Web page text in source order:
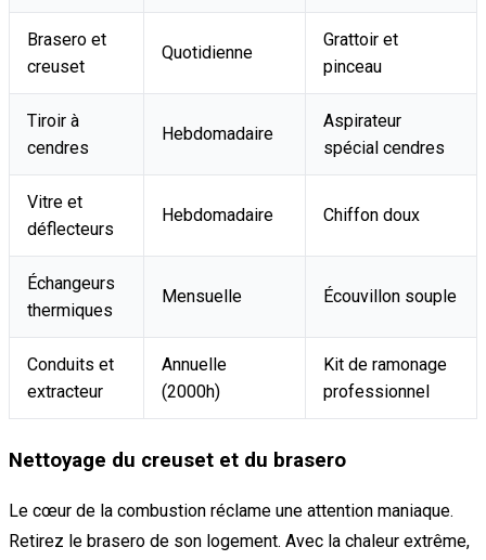
Brasero et
creuset
Quotidienne
Grattoir et
pinceau
Tiroir à
cendres
Hebdomadaire
Aspirateur
spécial cendres
Vitre et
déflecteurs
Hebdomadaire Chiffon doux
Échangeurs
thermiques
Mensuelle Écouvillon souple
Conduits et
extracteur
Annuelle
(2000h)
Kit de ramonage
professionnel
Nettoyage du creuset et du brasero
Le cœur de la combustion réclame une attention maniaque.
Retirez le brasero de son logement. Avec la chaleur extrême,